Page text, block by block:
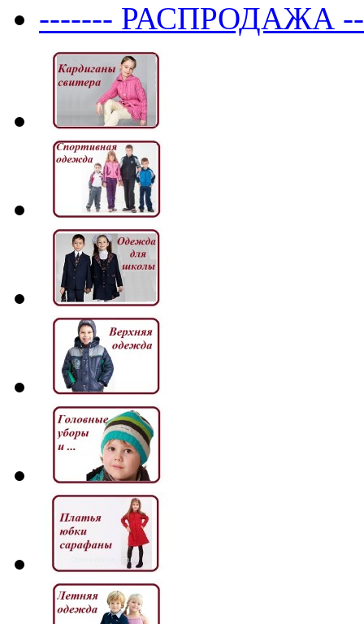
------- РАСПРОДАЖА